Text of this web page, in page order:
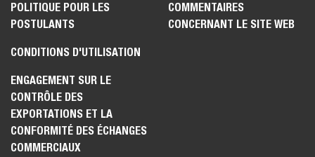
POLITIQUE POUR LES
POSTULANTS
CONDITIONS D'UTILISATION
ENGAGEMENT SUR LE
CONTRÔLE DES
EXPORTATIONS ET LA
CONFORMITÉ DES ÉCHANGES
COMMERCIAUX
COMMENTAIRES
CONCERNANT LE SITE WEB